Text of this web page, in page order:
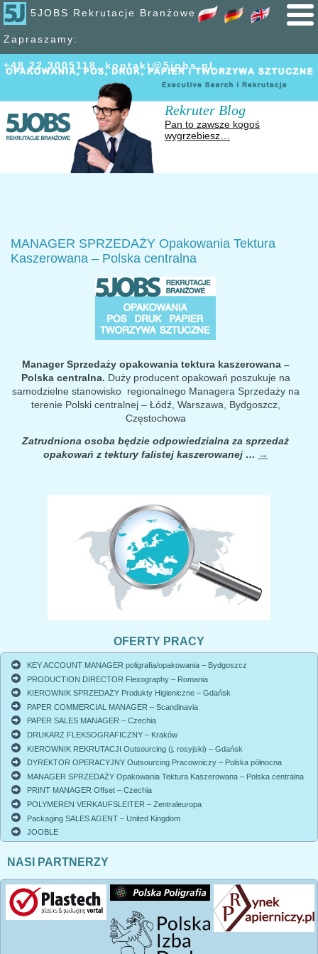
5JOBS Rekrutacje Branżowe
Zapraszamy:
+48 22 3005118 , kontakt@5jobs.pl
Rekruter Blog
Pan to zawsze kogoś
wygrzebiesz…
MANAGER SPRZEDAŻY Opakowania Tektura
Kaszerowana – Polska centralna
Manager Sprzedaży opakowania tektura kaszerowana –
Polska centralna. Duży producent opakowań poszukuje na
samodzielne stanowisko regionalnego Managera Sprzedaży na
terenie Polski centralnej – Łódź, Warszawa, Bydgoszcz,
Częstochowa
Zatrudniona osoba będzie odpowiedzialna za sprzedaż
opakowań z tektury falistej kaszerowanej … →
OFERTY PRACY
KEY ACCOUNT MANAGER poligrafia/opakowania – Bydgoszcz
PRODUCTION DIRECTOR Flexography – Romania
KIEROWNIK SPRZEDAŻY Produkty Higieniczne – Gdańsk
PAPER COMMERCIAL MANAGER – Scandinavia
PAPER SALES MANAGER – Czechia
DRUKARZ FLEKSOGRAFICZNY – Kraków
KIEROWNIK REKRUTACJI Outsourcing (j. rosyjski) – Gdańsk
DYREKTOR OPERACYJNY Outsourcing Pracowniczy – Polska północna
MANAGER SPRZEDAŻY Opakowania Tektura Kaszerowana – Polska centralna
PRINT MANAGER Offset – Czechia
POLYMEREN VERKAUFSLEITER – Zentraleuropa
Packaging SALES AGENT – United Kingdom
JOOBLE
NASI PARTNERZY